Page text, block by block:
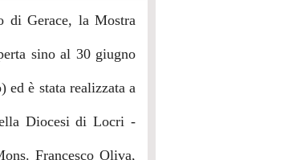
di Gerace, la Mostra
sino al 30 giugno
ed è stata realizzata a
Diocesi di Locri -
Francesco Oliva,